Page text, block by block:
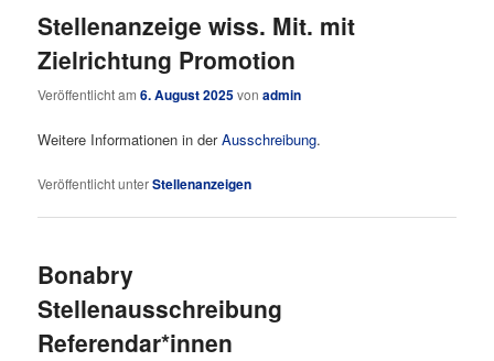
Stellenanzeige wiss. Mit. mit
Zielrichtung Promotion
Veröffentlicht am6. August 2025vonadmin
Weitere Informationen in derAusschreibung.
Veröffentlicht unterStellenanzeigen
Bonabry
Stellenausschreibung
Referendar*innen